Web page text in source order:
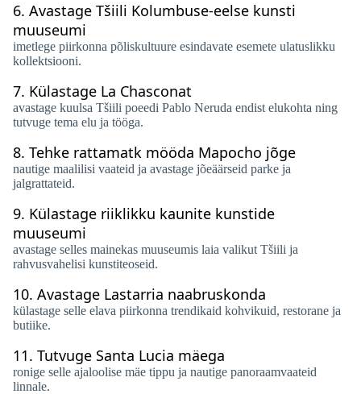
6. Avastage Tšiili Kolumbuse-eelse kunsti
muuseumi
imetlege piirkonna põliskultuure esindavate esemete ulatuslikku
kollektsiooni.
7. Külastage La Chasconat
avastage kuulsa Tšiili poeedi Pablo Neruda endist elukohta ning
tutvuge tema elu ja tööga.
8. Tehke rattamatk mööda Mapocho jõge
nautige maalilisi vaateid ja avastage jõeäärseid parke ja
jalgrattateid.
9. Külastage riiklikku kaunite kunstide
muuseumi
avastage selles mainekas muuseumis laia valikut Tšiili ja
rahvusvahelisi kunstiteoseid.
10. Avastage Lastarria naabruskonda
külastage selle elava piirkonna trendikaid kohvikuid, restorane ja
butiike.
11. Tutvuge Santa Lucia mäega
ronige selle ajaloolise mäe tippu ja nautige panoraamvaateid
linnale.